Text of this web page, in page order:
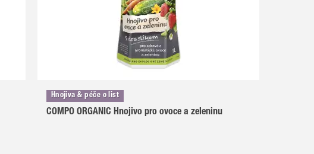
Hnojiva & péče o list
COMPO ORGANIC Hnojivo pro ovoce a zeleninu